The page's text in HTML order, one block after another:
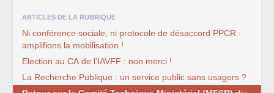
Reconnaissance du
L’ancienne rubrique de la
brancheIRSTEA(ex-
IRSTEA, 2018
IRSTEA
, 2017
IRSTEA , 2016
ARTICLES DE LA RUBRIQUE
Ni conférence sociale, ni protocole de désaccord PPCR :
amplifions la mobilisation !
Election au CA de l’IAVFF : non merci !
La Recherche Publique : un service public sans usagers ?